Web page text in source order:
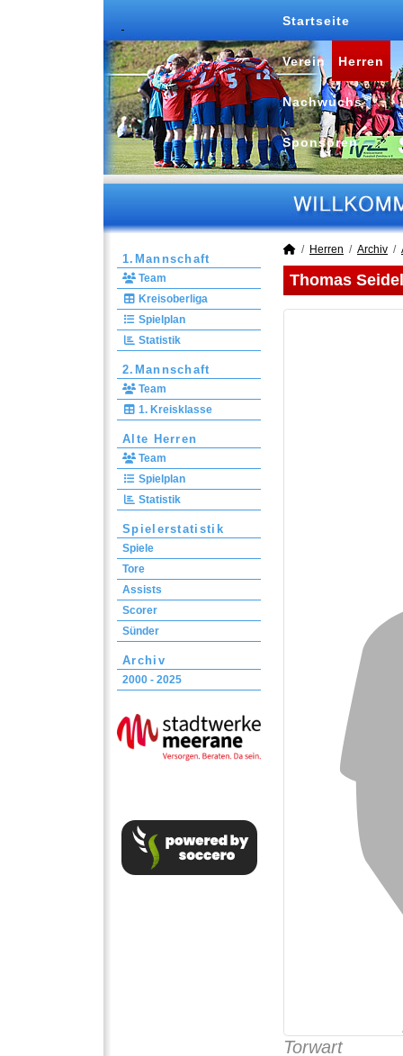
Startseite
Verein Herren
Nachwuchs
Sponsoren
1.Mannschaft
Team
Kreisoberliga
Spielplan
Statistik
2.Mannschaft
Team
1. Kreisklasse
Alte Herren
Team
Spielplan
Statistik
Spielerstatistik
Spiele
Tore
Assists
Scorer
Sünder
Archiv
2000 - 2025
Herren Archiv
Thomas Seidel
Torwart